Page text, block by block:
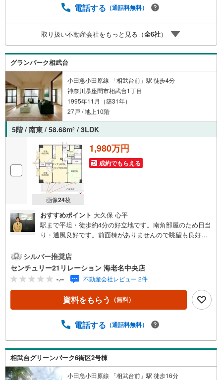
間 9:00～20:00】上記時間はお電話が繋がりやすくなって
早めにご連絡ください。「室内・現地を見学する」ボタン
よりご予約いただくとご見学がスムーズです
電話する （通話料無料）
取り扱い不動産会社をもっと見る（全6社）
グランパーク相武台
小田急小田原線 「相武台前」駅 徒歩4分
神奈川県座間市相武台1丁目
1995年11月（築31年）
27戸 / 地上10階
5階 / 南東 / 58.68m2 / 3LDK
画像24枚
1,980万円
成約でもらえる
おすすめポイント 大久保 心平
駅まで平坦・徒歩約4分の好立地です。南角部屋のため日当
り・通風良好です。前面棟がありませんので眺望も良好！
す。【営業時間 9:00-19:00】（定休日:毎週水曜日）上記時
間はご案内可能です！ぜひお気軽にご連絡下さい！現地を
見学される場合は「室内・現地を見学する（無料）」ボタ
ンよりご希望の日時をご記入いただけますとスムーズにご
案内が可能です。■□センチュリー21リレーション海老名中
央店■□「海老名」駅から徒歩5分のセンチュリー21加盟店
地でのお待ち合わせも対応可能！キッズコーナー・オムツ
どれぐらい・頭金はどれぐらい必要・どこの金融機関を利
用したらいいの・無理なく借りられるのはいくら位住宅ロ
ーンに精通した弊社アドバイザーが丁寧にご説明致しま
す。
シルバー推奨店
センチュリー21リレーション 海老名中央店
-.-- 不動産会社レビュー 2件
資料をもらう （無料）
電話する （通話料無料）
相武台グリーンパーク6街区2号棟
小田急小田原線 「相武台前」駅 徒歩16分